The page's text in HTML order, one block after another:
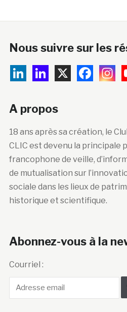
Nous suivre sur les
A propos
18 ans après sa création, le
CLIC est devenu la principale
francophone de veille,
de mutualisation sur
sociale dans les lieux de
historique et scientifique.
Abonnez-vous à la
Courriel :